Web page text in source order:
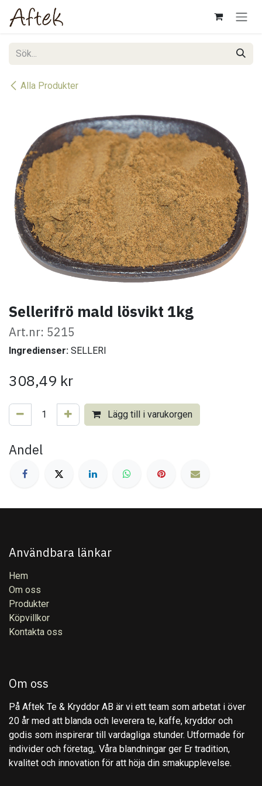
Hoppa till innehåll
Alla Produkter
Sellerifrö mald lösvikt 1kg
Art.nr: 5215
Ingredienser: SELLERI
308,49 kr
Lägg till i varukorgen
Andel
Användbara länkar
Hem
Om oss
Produkter
Köpvillkor
Kontakta oss
Om oss
På Aftek Te & Kryddor AB är vi ett team som arbetat i över
20 år med att blanda och leverera te, kaffe, kryddor och
godis som inspirerar till vardagliga stunder. Utformade för
individer och företag,. Våra blandningar ger Er tradition,
kvalitet och innovation för att höja din smakupplevelse.